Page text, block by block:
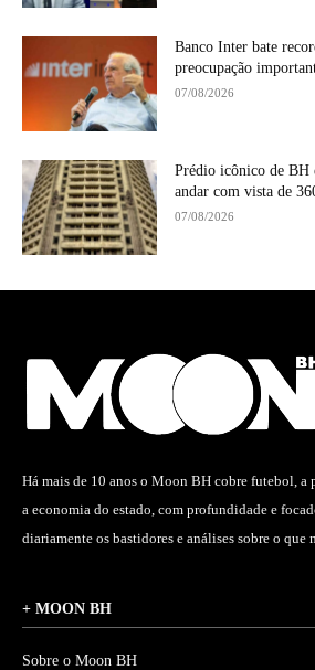
Banco Inter bate
preocupação
07/08/2026
Prédio icônico de BH
andar com vista de
07/08/2026
Há mais de 10 anos o Moon BH cobre futebol, a
a economia do estado, com profundidade e
diariamente os bastidores e análises sobre o que
+ MOON BH
Sobre o Moon BH